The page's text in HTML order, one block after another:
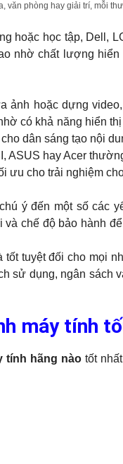
văn phòng hay giải trí, mỗi
hoặc học tập, Dell,
nhờ chất lượng
ảnh hoặc dựng
có khả năng hiển
dân sáng tạo nội
ASUS hay Acer
ưu cho trải nghiệm
ý đến một số các
và chế độ bảo hành
tuyệt đối cho mọi
sử dụng, ngân sách
máy tính
tính hãng nào tốt